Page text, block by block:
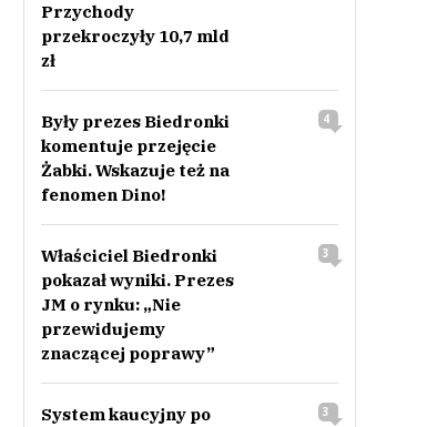
Przychody
przekroczyły 10,7 mld
zł
Były prezes Biedronki
komentuje przejęcie
Żabki. Wskazuje też na
fenomen Dino!
4
Właściciel Biedronki
pokazał wyniki. Prezes
JM o rynku: „Nie
przewidujemy
znaczącej poprawy”
3
System kaucyjny po
3